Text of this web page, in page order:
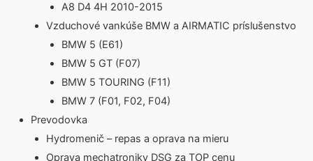
A8 D4 4H 2010-2015
Vzduchové vankúše BMW a AIRMATIC príslušenstvo
BMW 5 (E61)
BMW 5 GT (F07)
BMW 5 TOURING (F11)
BMW 7 (F01, F02, F04)
Prevodovka
Hydromenič – repas a oprava na mieru
Oprava mechatroniky DSG za TOP cenu